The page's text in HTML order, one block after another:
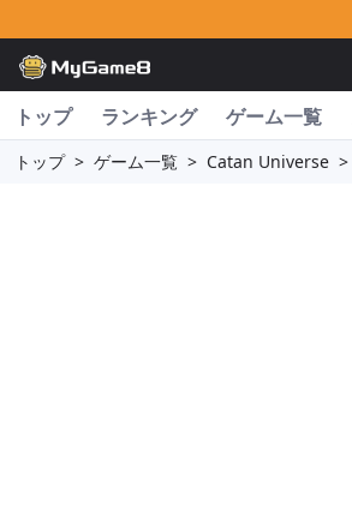
トップ ランキング ゲーム一覧
トップ > ゲーム一覧 > Catan Universe >